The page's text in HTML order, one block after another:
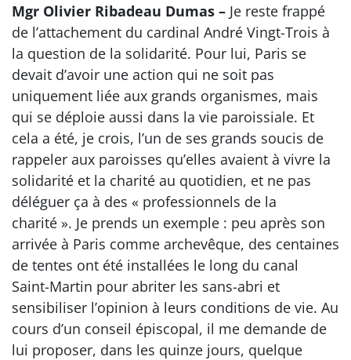
Mgr Olivier Ribadeau Dumas – Je reste frappé
de l’attachement du cardinal André Vingt-Trois à
la question de la solidarité. Pour lui, Paris se
devait d’avoir une action qui ne soit pas
uniquement liée aux grands organismes, mais
qui se déploie aussi dans la vie paroissiale. Et
cela a été, je crois, l’un de ses grands soucis de
rappeler aux paroisses qu’elles avaient à vivre la
solidarité et la charité au quotidien, et ne pas
déléguer ça à des « professionnels de la
charité ». Je prends un exemple : peu après son
arrivée à Paris comme archevêque, des centaines
de tentes ont été installées le long du canal
Saint-Martin pour abriter les sans-abri et
sensibiliser l’opinion à leurs conditions de vie. Au
cours d’un conseil épiscopal, il me demande de
lui proposer, dans les quinze jours, quelque